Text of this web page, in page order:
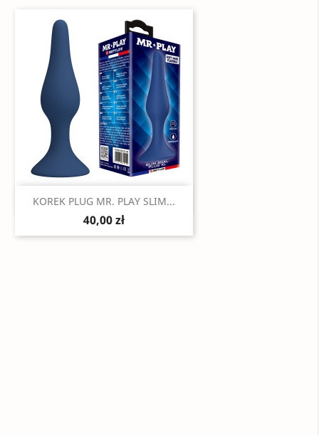
Szybki podgląd
KOREK PLUG MR. PLAY SLIM...
40,00 zł